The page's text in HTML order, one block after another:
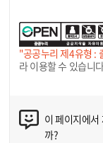
"공공누리 제4유형 :
라 이용할 수 있습니
이 페이지에서
까?